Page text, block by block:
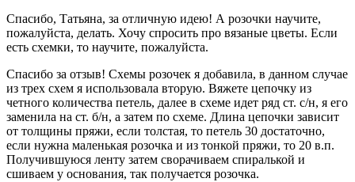
Спасибо, Татьяна, за отличную идею! А розочки научите,
пожалуйста, делать. Хочу спросить про вязаные цветы. Если
есть схемки, то научите, пожалуйста.
Спасибо за отзыв! Схемы розочек я добавила, в данном случае
из трех схем я использовала вторую. Вяжете цепочку из
четного количества петель, далее в схеме идет ряд ст. с/н, я его
заменила на ст. б/н, а затем по схеме. Длина цепочки зависит
от толщины пряжи, если толстая, то петель 30 достаточно,
если нужна маленькая розочка и из тонкой пряжи, то 20 в.п.
Получившуюся ленту затем сворачиваем спиралькой и
сшиваем у основания, так получается розочка.